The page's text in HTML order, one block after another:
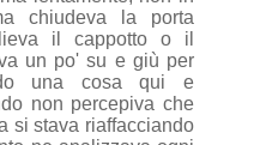
chiudeva la porta
il cappotto o il
un po' su e giù per
una cosa qui e
non percepiva che
si stava riaffacciando